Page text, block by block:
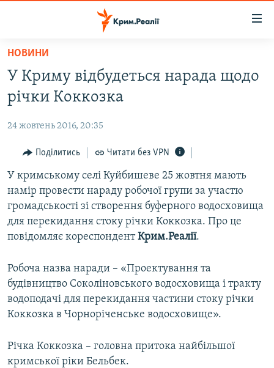
Перейти
основного
матеріалу
Перейти
до
навігації
Перейти
до
пошуку
ВОДА.КРИМ
ВІДЕО ТА ФОТО
ПОЛІТИКА
БЛОГИ
ПОГЛЯД
ІНТЕРВ'Ю
ВСЕ ЗА ДЕНЬ
СПЕЦПРОЕКТИ
ДЕПОРТАЦІЯ
ВІДЕОУРОКИ «ELIFBE»
СВІДЧЕННЯ ОКУПАЦІЇ
ІНФОГРАФІКА
ЯК ОБІЙТИ БЛОКУВАННЯ
Русский
Qırımtatar
ДОЛУЧАЙСЯ!
НОВИНИ
У Криму відбудеться нарада щодо
річки Коккозка
24 жовтень 2016, 20:35
Поділитись Читати без VPN
У кримському селі Куйбишеве 25 жовтня мають
намір провести нараду робочої групи за участю
громадськості зі створення буферного водосховища
для перекидання стоку річки Коккозка. Про це
повідомляє кореспондентКрим.Реалії.
Робоча назва наради – «Проектування та
будівництво Соколіновського водосховища і тракту
водоподачі для перекидання частини стоку річки
Коккозка в Чорноріченське водосховище».
Річка Коккозка – головна притока найбільшої
кримської ріки Бельбек.